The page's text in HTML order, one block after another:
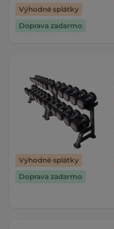
Výhodné splátky
Doprava zadarmo
Výhodné splátky
Doprava zadarmo